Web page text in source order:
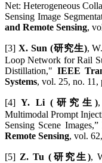
Net: Heterogeneous
Sensing Image
and Remote Sensing,
[3] X. Sun (研究生),
Loop Network for Rail
Distillation," IEEE
Systems, vol. 25, no. 11,
[4]Y. Li (研究生)
Multimodal Prompt
Sensing Scene Images,”
Remote Sensing, vol.
[5] Z. Tu (研究生),